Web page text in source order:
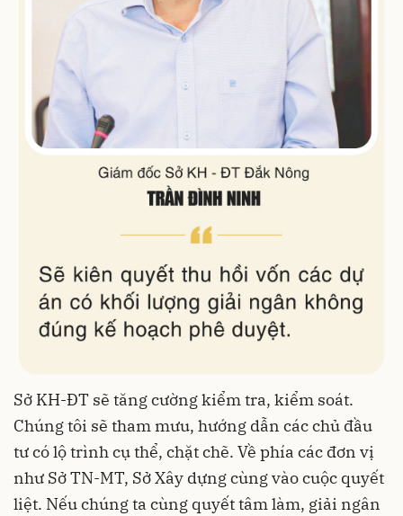
Sở KH-ĐT sẽ tăng cường kiểm tra, kiểm soát.
Chúng tôi sẽ tham mưu, hướng dẫn các chủ đầu
tư có lộ trình cụ thể, chặt chẽ. Về phía các đơn vị
như Sở TN-MT, Sở Xây dựng cùng vào cuộc quyết
liệt. Nếu chúng ta cùng quyết tâm làm, giải ngân